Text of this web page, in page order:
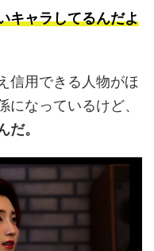
キャラしてるんだよ
信用できる人物がほ
なっているけど、
。